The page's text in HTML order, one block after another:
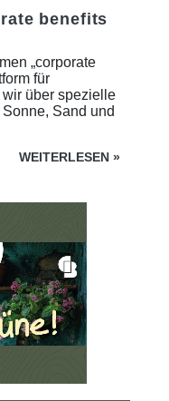
benefits
„corporate
für
über spezielle
Sand und
WEITERLESEN »